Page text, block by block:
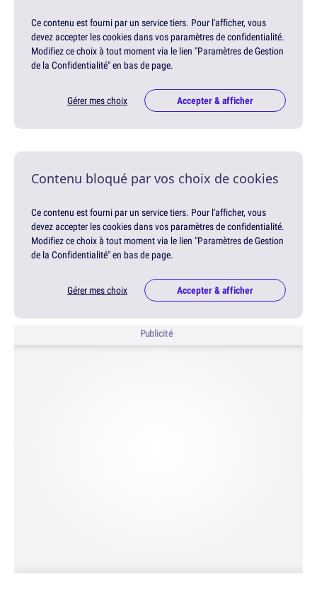
Ce contenu est fourni par un service tiers. Pour l'afficher, vous
devez accepter les cookies dans vos paramètres de confidentialité.
Modifiez ce choix à tout moment via le lien "Paramètres de Gestion
de la Confidentialité" en bas de page.
Gérer mes choix Accepter & afficher
Contenu bloqué par vos choix de cookies
Ce contenu est fourni par un service tiers. Pour l'afficher, vous
devez accepter les cookies dans vos paramètres de confidentialité.
Modifiez ce choix à tout moment via le lien "Paramètres de Gestion
de la Confidentialité" en bas de page.
Gérer mes choix Accepter & afficher
Publicité